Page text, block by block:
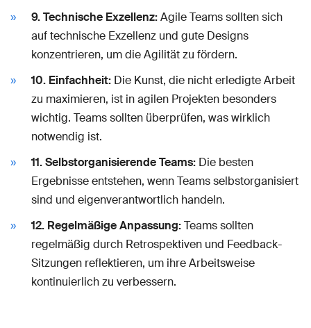
9. Technische Exzellenz:Agile Teams sollten sich
auf technische Exzellenz und gute Designs
konzentrieren, um die Agilität zu fördern.
10. Einfachheit: Die Kunst, die nicht erledigte Arbeit
zu maximieren, ist in agilen Projekten besonders
wichtig. Teams sollten überprüfen, was wirklich
notwendig ist.
11. Selbstorganisierende Teams: Die besten
Ergebnisse entstehen, wenn Teams selbstorganisiert
sind und eigenverantwortlich handeln.
12. Regelmäßige Anpassung:Teams sollten
regelmäßig durch Retrospektiven und Feedback-
Sitzungen reflektieren, um ihre Arbeitsweise
kontinuierlich zu verbessern.